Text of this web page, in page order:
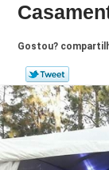
Gostou?